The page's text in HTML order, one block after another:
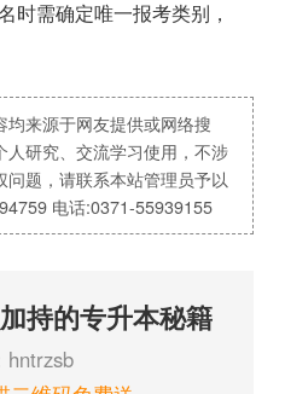
时需确定唯一报考类别，
来源于网友提供或网络搜
研究、交流学习使用，不涉
题，请联系本站管理员予以
电话:0371-55939155
持的专升本秘籍
hntrzsb